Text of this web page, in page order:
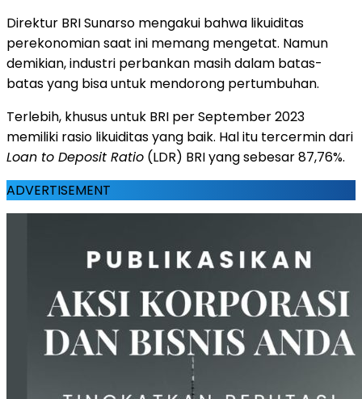
Direktur BRI Sunarso mengakui bahwa likuiditas
perekonomian saat ini memang mengetat. Namun
demikian, industri perbankan masih dalam batas-
batas yang bisa untuk mendorong pertumbuhan.
Terlebih, khusus untuk BRI per September 2023
memiliki rasio likuiditas yang baik. Hal itu tercermin dari
Loan to Deposit Ratio (LDR) BRI yang sebesar 87,76%.
ADVERTISEMENT